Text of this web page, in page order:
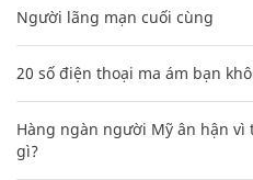
Người lãng mạn cuối cùng
20 số điện thoại ma ám bạn
Hàng ngàn người Mỹ ân hận vì
gì?